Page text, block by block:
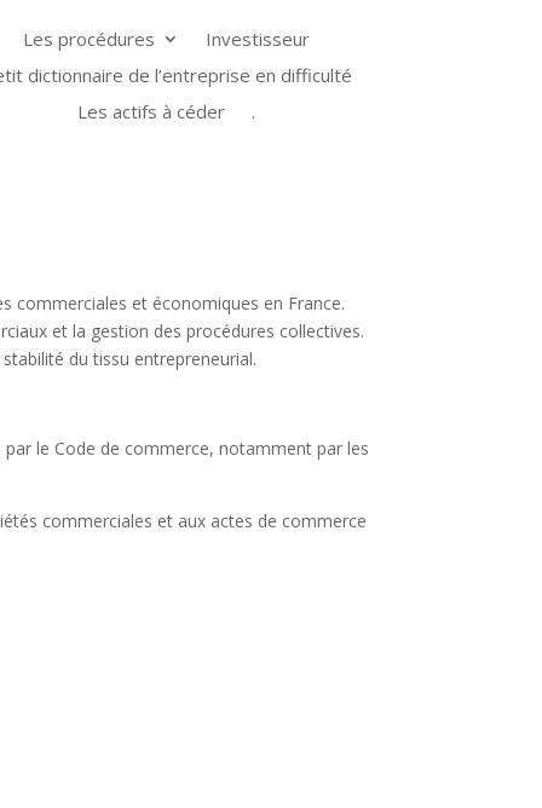
Les procédures
Investisseur
dictionnaire de l’entreprise en difficulté
Les actifs à céder
.
commerciales et économiques en France.
et la gestion des procédures collectives.
du tissu entrepreneurial.
le Code de commerce, notamment par les
commerciales et aux actes de commerce